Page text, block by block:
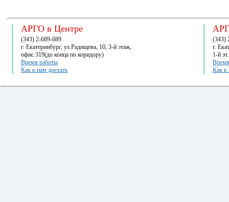
АРГО в Центре
(343) 2-689-689
г. Екатеринбург, ул.Радищева, 10, 3-й этаж,
офис 319(до конца по коридору)
Время работы
Как к нам доехать
(343)
г.
1-й
Как к